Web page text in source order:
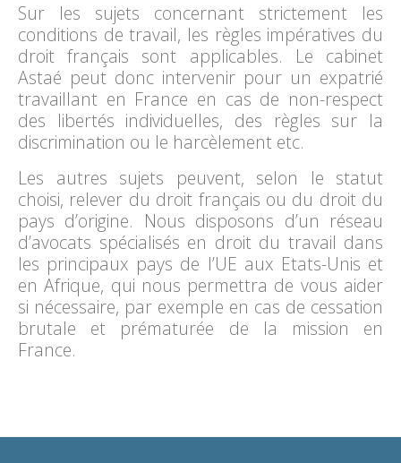
Sur les sujets concernant strictement les
conditions de travail, les règles impératives du
droit français sont applicables. Le cabinet
Astaé peut donc intervenir pour un expatrié
travaillant en France en cas de non-respect
des libertés individuelles, des règles sur la
discrimination ou le harcèlement etc.
Les autres sujets peuvent, selon le statut
choisi, relever du droit français ou du droit du
pays d’origine. Nous disposons d’un réseau
d’avocats spécialisés en droit du travail dans
les principaux pays de l’UE aux Etats-Unis et
en Afrique, qui nous permettra de vous aider
si nécessaire, par exemple en cas de cessation
brutale et prématurée de la mission en
France.